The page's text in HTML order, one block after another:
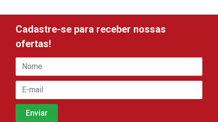
Cadastre-se para receber nossas
ofertas!